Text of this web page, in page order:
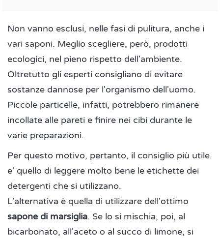
Non vanno esclusi, nelle fasi di pulitura, anche i
vari saponi. Meglio scegliere, però, prodotti
ecologici, nel pieno rispetto dell'ambiente.
Oltretutto gli esperti consigliano di evitare
sostanze dannose per l'organismo dell'uomo.
Piccole particelle, infatti, potrebbero rimanere
incollate alle pareti e finire nei cibi durante le
varie preparazioni.
Per questo motivo, pertanto, il consiglio più utile
e' quello di leggere molto bene le etichette dei
detergenti che si utilizzano.
L'alternativa è quella di utilizzare dell'ottimo
sapone di marsiglia. Se lo si mischia, poi, al
bicarbonato, all'aceto o al succo di limone, si